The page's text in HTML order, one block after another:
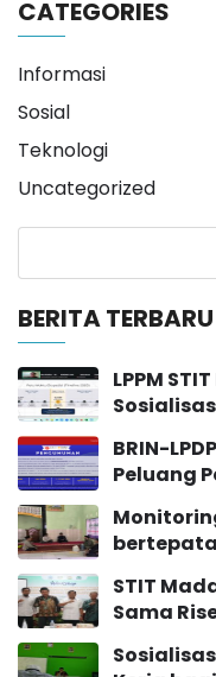
CATEGORIES
Informasi
Sosial
Teknologi
Uncategorized
BERITA TERBARU
LPPM
BRIN-
Peluang
STIT
Sama
Hibah